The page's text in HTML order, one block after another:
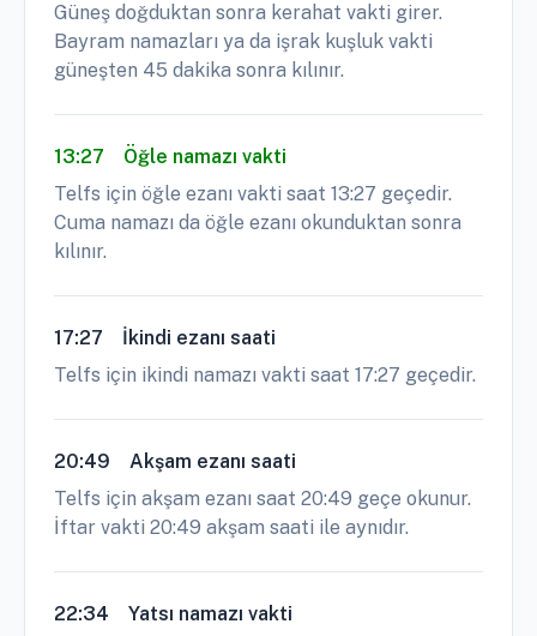
Güneş doğduktan sonra kerahat vakti girer.
Bayram namazları ya da işrak kuşluk vakti
güneşten 45 dakika sonra kılınır.
13:27
Öğle namazı vakti
Telfs için öğle ezanı vakti saat 13:27 geçedir.
Cuma namazı da öğle ezanı okunduktan sonra
kılınır.
17:27
İkindi ezanı saati
Telfs için ikindi namazı vakti saat 17:27 geçedir.
20:49
Akşam ezanı saati
Telfs için akşam ezanı saat 20:49 geçe okunur.
İftar vakti 20:49 akşam saati ile aynıdır.
22:34
Yatsı namazı vakti